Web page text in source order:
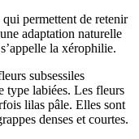
permettent de retenir
adaptation naturelle
la xérophilie.
subsessiles
type labiées. Les fleurs
lilas pâle. Elles sont
denses et courtes.